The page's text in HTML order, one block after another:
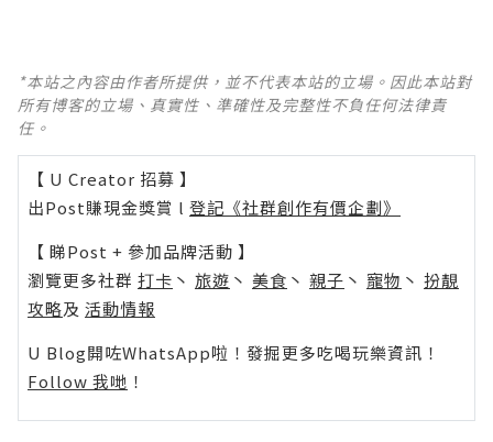
*本站之內容由作者所提供，並不代表本站的立場。因此本站對
所有博客的立場、真實性、準確性及完整性不負任何法律責
任。
【 U Creator 招募 】
出Post賺現金獎賞 l 登記《社群創作有價企劃》
【 睇Post + 參加品牌活動 】
瀏覽更多社群 打卡 丶 旅遊 丶 美食 丶 親子 丶 寵物 丶 扮靚
攻略及 活動情報
U Blog開咗WhatsApp啦！發掘更多吃喝玩樂資訊！
Follow 我哋 ！